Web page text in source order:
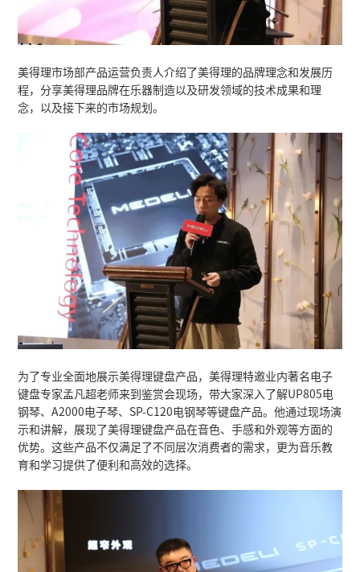
湖北省音乐家协会电子键盘学会会长夏世亮先
己对电子键盘乐器在音乐教育领域中的看法。
理的产品在教育领域具有很高的应用价值，对
质量和普及率具有积极意义。